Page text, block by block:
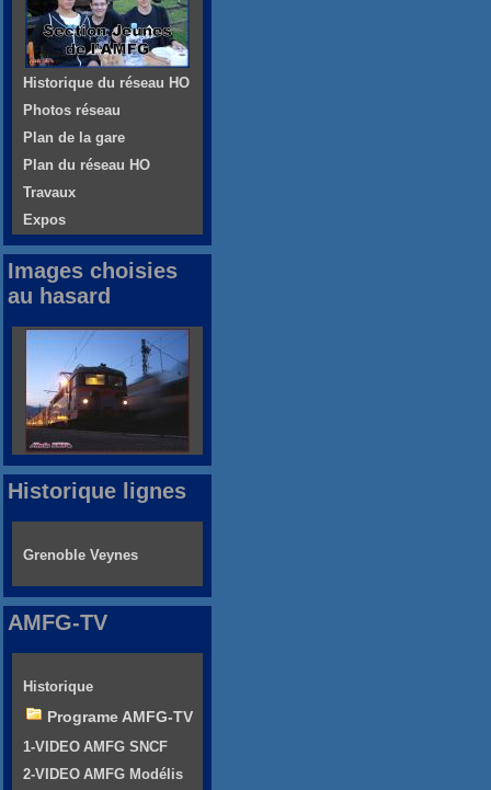
Historique du réseau HO
Photos réseau
Plan de la gare
Plan du réseau HO
Travaux
Expos
Images choisies
au hasard
Historique lignes
Grenoble Veynes
AMFG-TV
Historique
Programe AMFG-TV
1-VIDEO AMFG SNCF
2-VIDEO AMFG Modélis